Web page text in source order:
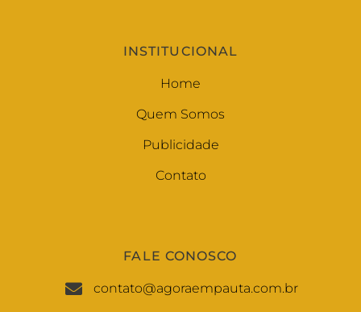
INSTITUCIONAL
Home
Quem Somos
Publicidade
Contato
FALE CONOSCO
contato@agoraempauta.com.br